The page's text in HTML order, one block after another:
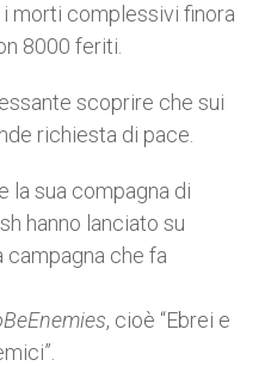
morti complessivi finora
8000 feriti.
scoprire che sui
richiesta di pace.
la sua compagna di
hanno lanciato su
campagna che fa
, cioè “Ebrei e